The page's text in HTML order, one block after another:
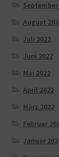
September
August
Juli 2022
Juni 2022
Mai 2022
April 2022
März 2022
Februar
Januar